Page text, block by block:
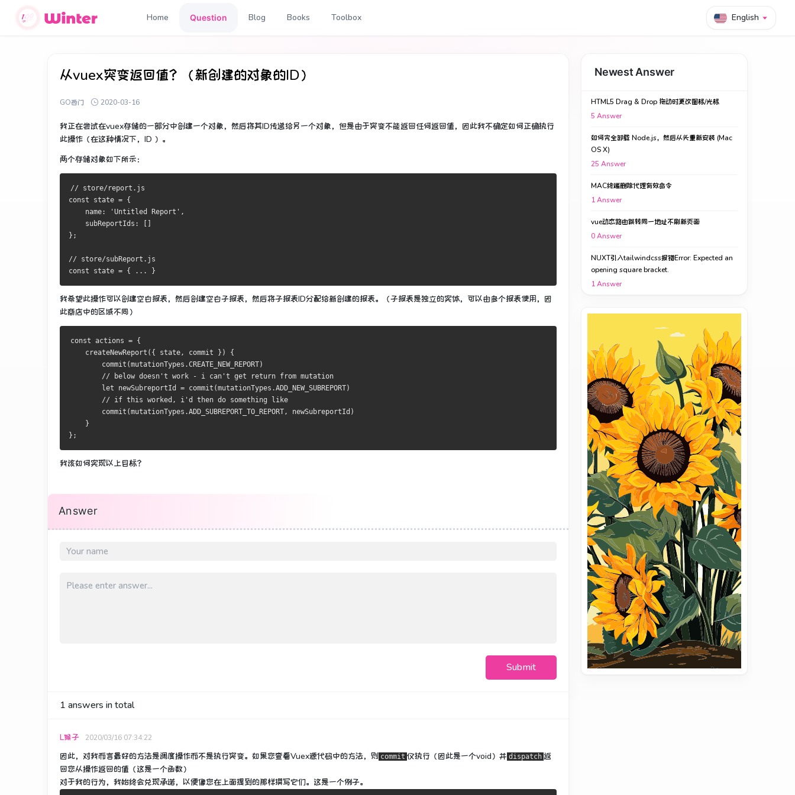
Home Question Blog Books Toolbox English
从vuex突变返回值？（新创建的对象的ID）
GO西门 2020-03-16
我正在尝试在vuex存储的一部分中创建一个对象，然后将其ID传递给另一个对象，但是由于突变不能返回任何返回值，因此我不确定如何正确执行
此操作（在这种情况下，ID ）。
两个存储对象如下所示：
// store/report.js
const state = {
    name: 'Untitled Report',
    subReportIds: []
};
// store/subReport.js
const state = { ... }
我希望此操作可以创建空白报表，然后创建空白子报表，然后将子报表ID分配给新创建的报表。
（子报表是独立的实体，可以由多个报表使用，因
此商店中的区域不同）
const actions = {
    createNewReport({ state, commit }) {
        commit(mutationTypes.CREATE_NEW_REPORT)
        // below doesn't work - i can't get return from mutation
        let newSubreportId = commit(mutationTypes.ADD_NEW_SUBREPORT)
        // if this worked, i'd then do something like
        commit(mutationTypes.ADD_SUBREPORT_TO_REPORT, newSubreportId)
    }
};
我该如何实现以上目标？
Answer
Submit
1 answers in total
L猴子 2020/03/16 07:34:22
因此，对我而言最好的方法是调度操作而不是执行突变。 如果您查看Vuex源代码中的方法，则 commit 仅执行（因此是一个void）并 dispatch 返
回您从操作返回的值（这是一个函数）
对于我的行为，我始终会兑现承诺，以便像您在上面提到的那样撰写它们。 这是一个例子。
Newest Answer
HTML5 Drag & Drop 拖动时更改图标/光标
5 Answer
如何完全卸载 Node.js，然后从头重新安装 (Mac
OS X)
25 Answer
MAC终端删除代理有效命令
1Answer
vue动态路由跳转同一地址不刷新页面
0Answer
NUXT引入tailwindcss报错Error: Expected an
opening square bracket.
1Answer